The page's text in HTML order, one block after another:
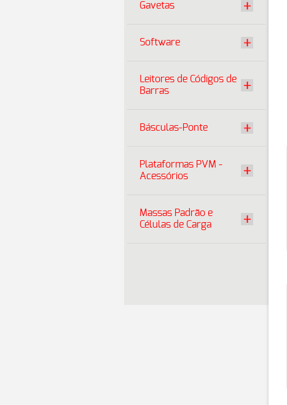
Gavetas
Software
Leitores de Códigos de
Barras
Básculas-Ponte
Plataformas PVM -
Acessórios
Massas Padrão e
Células de Carga